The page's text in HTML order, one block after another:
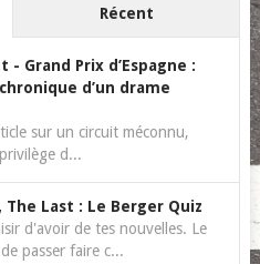
Récent
- Grand Prix d’Espagne :
d’un drame
sur un circuit méconnu,
d...
The Last : Le Berger Quiz
d'avoir de tes nouvelles. Le
passer faire c...